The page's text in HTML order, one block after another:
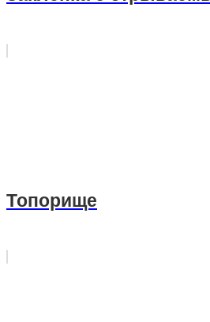
Топорище